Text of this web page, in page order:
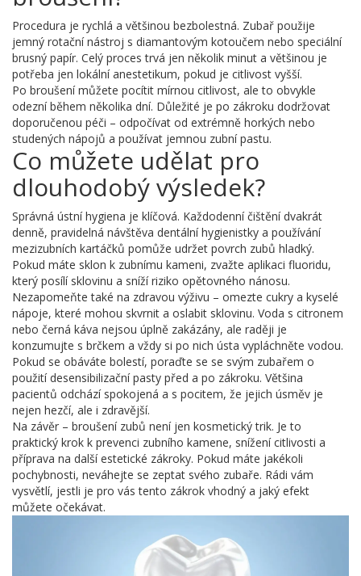
Procedura je rychlá a většinou bezbolestná. Zubař použije
jemný rotační nástroj s diamantovým kotoučem nebo speciální
brusný papír. Celý proces trvá jen několik minut a většinou je
potřeba jen lokální anestetikum, pokud je citlivost vyšší.
Po broušení můžete pocítit mírnou citlivost, ale to obvykle
odezní během několika dní. Důležité je po zákroku dodržovat
doporučenou péči – odpočívat od extrémně horkých nebo
studených nápojů a používat jemnou zubní pastu.
Co můžete udělat pro
dlouhodobý výsledek?
Správná ústní hygiena je klíčová. Každodenní čištění dvakrát
denně, pravidelná návštěva dentální hygienistky a používání
mezizubních kartáčků pomůže udržet povrch zubů hladký.
Pokud máte sklon k zubnímu kameni, zvažte aplikaci fluoridu,
který posílí sklovinu a sníží riziko opětovného nánosu.
Nezapomeňte také na zdravou výživu – omezte cukry a kyselé
nápoje, které mohou skvrnit a oslabit sklovinu. Voda s citronem
nebo černá káva nejsou úplně zakázány, ale raději je
konzumujte s brčkem a vždy si po nich ústa vypláchněte vodou.
Pokud se obáváte bolestí, poraďte se se svým zubařem o
použití desensibilizační pasty před a po zákroku. Většina
pacientů odchází spokojená a s pocitem, že jejich úsměv je
nejen hezčí, ale i zdravější.
Na závěr – broušení zubů není jen kosmetický trik. Je to
praktický krok k prevenci zubního kamene, snížení citlivosti a
příprava na další estetické zákroky. Pokud máte jakékoli
pochybnosti, neváhejte se zeptat svého zubaře. Rádi vám
vysvětlí, jestli je pro vás tento zákrok vhodný a jaký efekt
můžete očekávat.